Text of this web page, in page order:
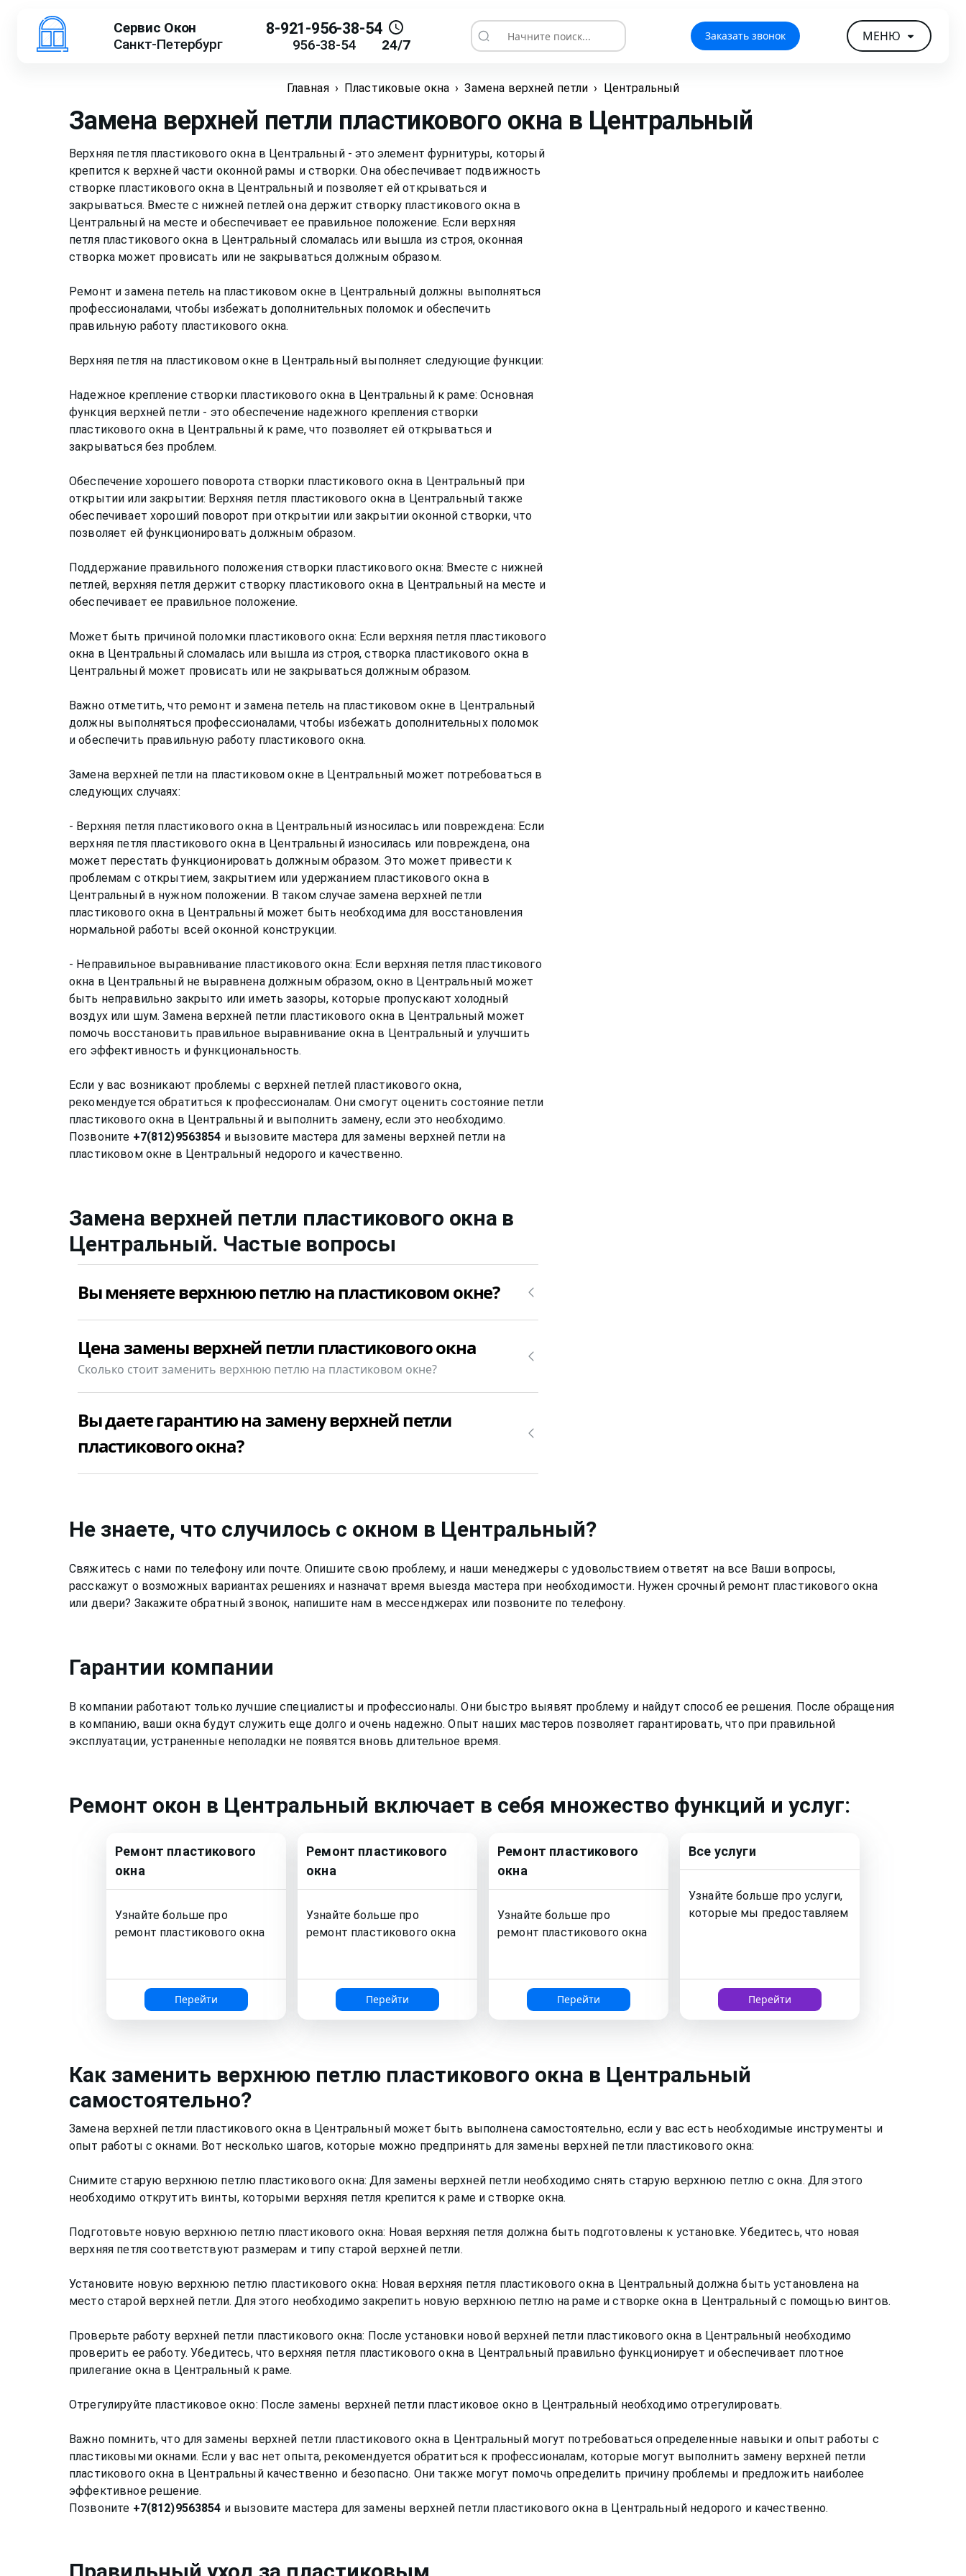
Сервис Окон
Санкт-Петербург
8-921-956-38-54
956-38-54 24/7 Начните поиск... Заказать звонок МЕНЮ
Главная › Пластиковые окна › Замена верхней петли › Центральный
Замена верхней петли пластикового окна в Центральный
Верхняя петля пластикового окна в Центральный - это элемент фурнитуры, который
крепится к верхней части оконной рамы и створки. Она обеспечивает подвижность
створке пластикового окна в Центральный и позволяет ей открываться и
закрываться. Вместе с нижней петлей она держит створку пластикового окна в
Центральный на месте и обеспечивает ее правильное положение. Если верхняя
петля пластикового окна в Центральный сломалась или вышла из строя, оконная
створка может провисать или не закрываться должным образом.
Ремонт и замена петель на пластиковом окне в Центральный должны выполняться
профессионалами, чтобы избежать дополнительных поломок и обеспечить
правильную работу пластикового окна.
Верхняя петля на пластиковом окне в Центральный выполняет следующие функции:
Надежное крепление створки пластикового окна в Центральный к раме: Основная
функция верхней петли - это обеспечение надежного крепления створки
пластикового окна в Центральный к раме, что позволяет ей открываться и
закрываться без проблем.
Обеспечение хорошего поворота створки пластикового окна в Центральный при
открытии или закрытии: Верхняя петля пластикового окна в Центральный также
обеспечивает хороший поворот при открытии или закрытии оконной створки, что
позволяет ей функционировать должным образом.
Поддержание правильного положения створки пластикового окна: Вместе с нижней
петлей, верхняя петля держит створку пластикового окна в Центральный на месте и
обеспечивает ее правильное положение.
Может быть причиной поломки пластикового окна: Если верхняя петля пластикового
окна в Центральный сломалась или вышла из строя, створка пластикового окна в
Центральный может провисать или не закрываться должным образом.
Важно отметить, что ремонт и замена петель на пластиковом окне в Центральный
должны выполняться профессионалами, чтобы избежать дополнительных поломок
и обеспечить правильную работу пластикового окна.
Замена верхней петли на пластиковом окне в Центральный может потребоваться в
следующих случаях:
- Верхняя петля пластикового окна в Центральный износилась или повреждена: Если
верхняя петля пластикового окна в Центральный износилась или повреждена, она
может перестать функционировать должным образом. Это может привести к
проблемам с открытием, закрытием или удержанием пластикового окна в
Центральный в нужном положении. В таком случае замена верхней петли
пластикового окна в Центральный может быть необходима для восстановления
нормальной работы всей оконной конструкции.
- Неправильное выравнивание пластикового окна: Если верхняя петля пластикового
окна в Центральный не выравнена должным образом, окно в Центральный может
быть неправильно закрыто или иметь зазоры, которые пропускают холодный
воздух или шум. Замена верхней петли пластикового окна в Центральный может
помочь восстановить правильное выравнивание окна в Центральный и улучшить
его эффективность и функциональность.
Если у вас возникают проблемы с верхней петлей пластикового окна,
рекомендуется обратиться к профессионалам. Они смогут оценить состояние петли
пластикового окна в Центральный и выполнить замену, если это необходимо.
Позвоните +7(812)9563854 и вызовите мастера для замены верхней петли на
Замена верхней петли пластикового окна в
Центральный. Частые вопросы
Вы меняете верхнюю петлю на пластиковом окне?
+7(812)9563854 и уточните сколько будет стоить замена верхней петли
пластикового окна в Центральный в Вашем случае.
Цена замены верхней петли пластикового окна
Сколько стоит заменить верхнюю петлю на пластиковом окне?
Вы даете гарантию на замену верхней петли
пластикового окна?
Не знаете, что случилось с окном в Центральный?
Свяжитесь с нами по телефону или почте. Опишите свою проблему, и наши менеджеры с удовольствием ответят на все Ваши вопросы,
расскажут о возможных вариантах решениях и назначат время выезда мастера при необходимости. Нужен срочный ремонт пластикового окна
или двери? Закажите обратный звонок, напишите нам в мессенджерах или позвоните по телефону.
Гарантии компании
В компании работают только лучшие специалисты и профессионалы. Они быстро выявят проблему и найдут способ ее решения. После обращения
в компанию, ваши окна будут служить еще долго и очень надежно. Опыт наших мастеров позволяет гарантировать, что при правильной
эксплуатации, устраненные неполадки не появятся вновь длительное время.
Ремонт окон в Центральный включает в себя множество функций и услуг:
Ремонт пластикового
окна
Узнайте больше про
ремонт пластикового окна
Перейти
Ремонт пластикового
окна
Узнайте больше про
ремонт пластикового окна
Перейти
Ремонт пластикового
окна
Узнайте больше про
ремонт пластикового окна
Перейти
Все услуги
Узнайте больше про услуги,
которые мы предоставляем
Перейти
Как заменить верхнюю петлю пластикового окна в Центральный
самостоятельно?
Замена верхней петли пластикового окна в Центральный может быть выполнена самостоятельно, если у вас есть необходимые инструменты и
опыт работы с окнами. Вот несколько шагов, которые можно предпринять для замены верхней петли пластикового окна:
Снимите старую верхнюю петлю пластикового окна: Для замены верхней петли необходимо снять старую верхнюю петлю с окна. Для этого
необходимо открутить винты, которыми верхняя петля крепится к раме и створке окна.
Подготовьте новую верхнюю петлю пластикового окна: Новая верхняя петля должна быть подготовлены к установке. Убедитесь, что новая
верхняя петля соответствуют размерам и типу старой верхней петли.
Установите новую верхнюю петлю пластикового окна: Новая верхняя петля пластикового окна в Центральный должна быть установлена на
место старой верхней петли. Для этого необходимо закрепить новую верхнюю петлю на раме и створке окна в Центральный с помощью винтов.
Проверьте работу верхней петли пластикового окна: После установки новой верхней петли пластикового окна в Центральный необходимо
проверить ее работу. Убедитесь, что верхняя петля пластикового окна в Центральный правильно функционирует и обеспечивает плотное
прилегание окна в Центральный к раме.
Отрегулируйте пластиковое окно: После замены верхней петли пластиковое окно в Центральный необходимо отрегулировать.
Важно помнить, что для замены верхней петли пластикового окна в Центральный могут потребоваться определенные навыки и опыт работы с
пластиковыми окнами. Если у вас нет опыта, рекомендуется обратиться к профессионалам, которые могут выполнить замену верхней петли
пластикового окна в Центральный качественно и безопасно. Они также могут помочь определить причину проблемы и предложить наиболее
эффективное решение.
Позвоните +7(812)9563854